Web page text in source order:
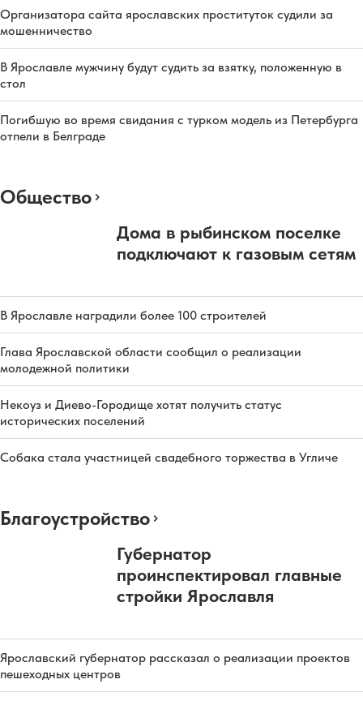
Организатора сайта ярославских проституток судили за
мошенничество
В Ярославле мужчину будут судить за взятку, положенную в
стол
Погибшую во время свидания с турком модель из Петербурга
отпели в Белграде
Общество
Дома в рыбинском поселке
подключают к газовым сетям
В Ярославле наградили более 100 строителей
Глава Ярославской области сообщил о реализации
молодежной политики
Некоуз и Диево-Городище хотят получить статус
исторических поселений
Собака стала участницей свадебного торжества в Угличе
Благоустройство
Губернатор
проинспектировал главные
стройки Ярославля
Ярославский губернатор рассказал о реализации проектов
пешеходных центров